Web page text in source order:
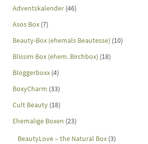
Adventskalender (46)
Asos Box (7)
Beauty-Box (ehemals Beautesse) (10)
Blissim Box (ehem. Birchbox) (18)
Bloggerboxx (4)
BoxyCharm (33)
Cult Beauty (18)
Ehemalige Boxen (23)
BeautyLove – the Natural Box (3)